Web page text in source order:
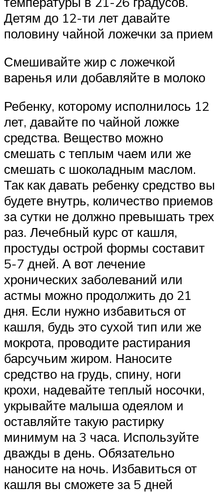
Детям до 12-ти лет давайте
половину чайной ложечки за прием
Смешивайте жир с ложечкой
варенья или добавляйте в молоко
Ребенку, которому исполнилось 12
лет, давайте по чайной ложке
средства. Вещество можно
смешать с теплым чаем или же
смешать с шоколадным маслом.
Так как давать ребенку средство вы
будете внутрь, количество приемов
за сутки не должно превышать трех
раз. Лечебный курс от кашля,
простуды острой формы составит
5-7 дней. А вот лечение
хронических заболеваний или
астмы можно продолжить до 21
дня. Если нужно избавиться от
кашля, будь это сухой тип или же
мокрота, проводите растирания
барсучьим жиром. Наносите
средство на грудь, спину, ноги
крохи, надевайте теплый носочки,
укрывайте малыша одеялом и
оставляйте такую растирку
минимум на 3 часа. Используйте
дважды в день. Обязательно
наносите на ночь. Избавиться от
кашля вы сможете за 5 дней